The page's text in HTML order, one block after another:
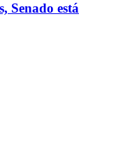
Senado está